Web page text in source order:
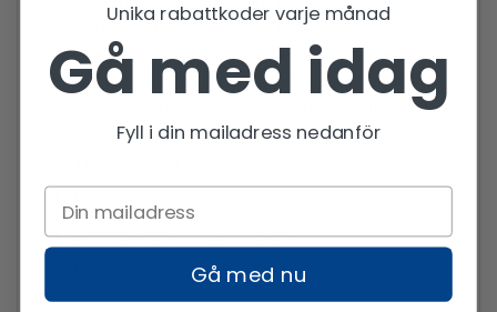
manufactured in accordance with the strict, eco-
friendly bluesign® criteria. The VAUDE Green
Shape label stands for environmentally-friendly,
materials.
Dimensions:51 x 25 x 19 cm
0 – 4 kg
Unika rabattkoder varje månad
Gå med idag
Fyll i din mailadress nedanför
Gå med nu